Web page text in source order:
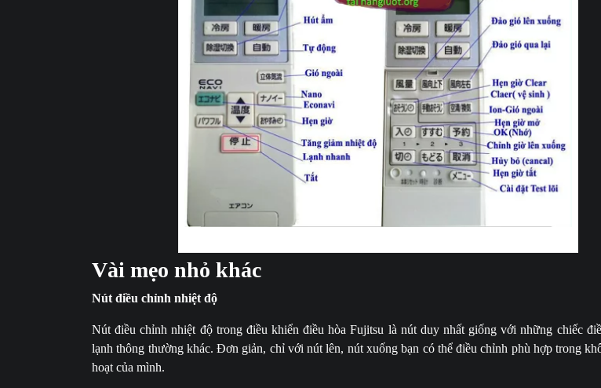
Vài mẹo nhỏ khác
Nút điều chỉnh nhiệt độ
Nút điều chỉnh nhiệt độ trong điều khiển điều hòa Fujitsu là nút duy nhất giống với những chiếc
lạnh thông thường khác. Đơn giản, chỉ với nút lên, nút xuống bạn có thể điều chỉnh phù hợp trong
hoạt của mình.